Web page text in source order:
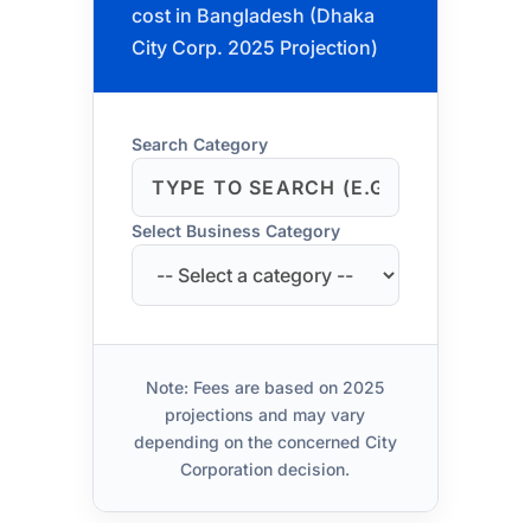
cost in Bangladesh (Dhaka
City Corp. 2025 Projection)
Search Category
Select Business Category
Note: Fees are based on 2025
projections and may vary
depending on the concerned City
Corporation decision.